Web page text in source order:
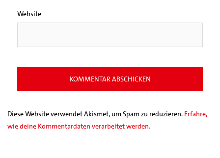
Website
Diese Website verwendet Akismet, um Spam zu reduzieren. Erfahre,
wie deine Kommentardaten verarbeitet werden.